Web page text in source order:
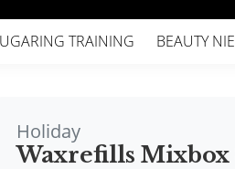
TRAINING BEAUTY
Holiday
Waxrefills Mixbox